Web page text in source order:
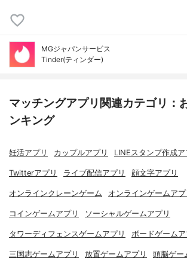
MGジャパンサービス
Tinder(ティンダー)
マッチングアプリ関連カテゴリ：
ンキング
妊活アプリ カップルアプリ LINEスタンプ作成ア
Twitterアプリ ライブ配信アプリ 顔文字アプリ
オンラインクレーンゲーム オンラインゲームアプ
コインゲームアプリ ソーシャルゲームアプリ
タワーディフェンスゲームアプリ ボードゲームア
三国志ゲームアプリ 放置ゲームアプリ 頭脳ゲー